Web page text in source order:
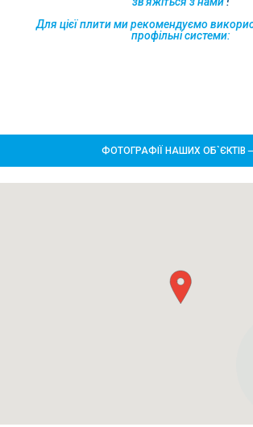
Для цієї плити ми рекомендуємо
профільні системи:
ФОТОГРАФІЇ НАШИХ ОБ`ЄКТІВ